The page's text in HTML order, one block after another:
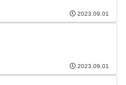
2023.09.01
2023.09.01